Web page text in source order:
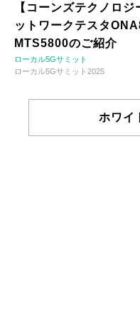
【コーンズテクノロ
ットワークテスタ
MTS5800のご紹介
ローカル5Gサミット
ローカル5Gサミット2025
ホワイ